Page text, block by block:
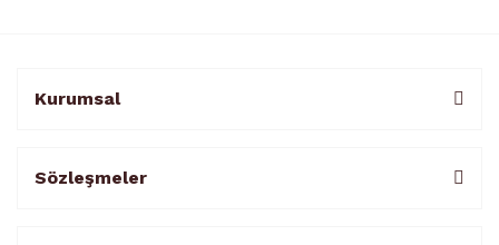
Kurumsal
Sözleşmeler